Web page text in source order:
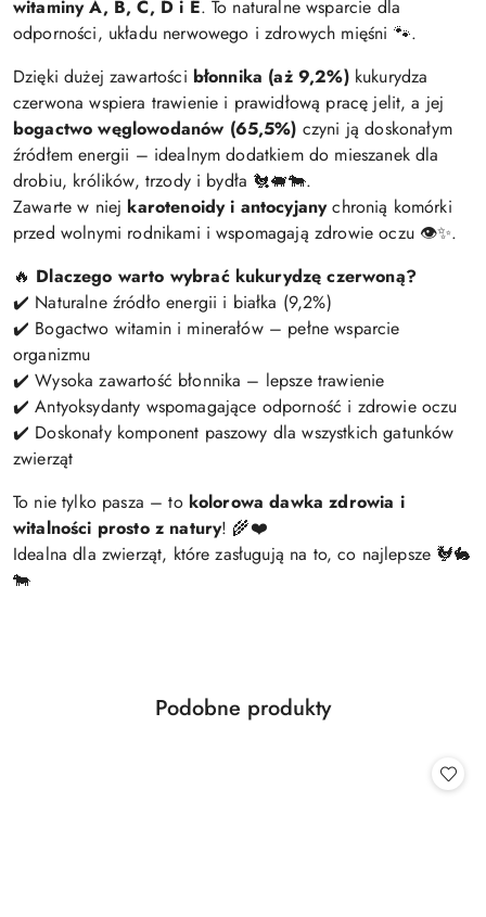
witaminy A, B, C, D i E. To naturalne wsparcie dla
odporności, układu nerwowego i zdrowych mięśni 🐾.
Dzięki dużej zawartości błonnika (aż 9,2%)kukurydza
czerwona wspiera trawienie i prawidłową pracę jelit, a jej
bogactwo węglowodanów (65,5%) czyni ją doskonałym
źródłem energii – idealnym dodatkiem do mieszanek dla
drobiu, królików, trzody i bydła 🐔🐖🐄.
Zawarte w niej karotenoidy i antocyjanychronią komórki
przed wolnymi rodnikami i wspomagają zdrowie oczu 👁️✨.
🔥 Dlaczego warto wybrać kukurydzę czerwoną?
✔️ Naturalne źródło energii i białka (9,2%)
✔️ Bogactwo witamin i minerałów – pełne wsparcie
organizmu
✔️ Wysoka zawartość błonnika – lepsze trawienie
✔️ Antyoksydanty wspomagające odporność i zdrowie oczu
✔️ Doskonały komponent paszowy dla wszystkich gatunków
zwierząt
To nie tylko pasza – to kolorowa dawka zdrowia i
witalności prosto z natury! 🌾❤️
Idealna dla zwierząt, które zasługują na to, co najlepsze 🐓🐇
🐄
Pomiń karuzelę produktów
Produkty
Podobne produkty